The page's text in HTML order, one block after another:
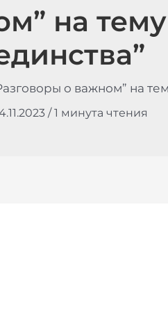
на
о важном” на
/1 минута чтения